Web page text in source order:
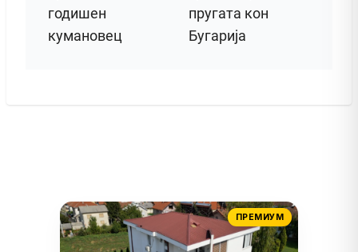
годишен
кумановец
пругата кон
Бугарија
ПРЕМИУМ